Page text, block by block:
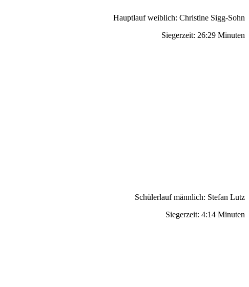
Hauptlauf weiblich: Christine Sigg-Sohn
Siegerzeit: 26:29 Minuten
Schülerlauf männlich: Stefan Lutz
Siegerzeit: 4:14 Minuten